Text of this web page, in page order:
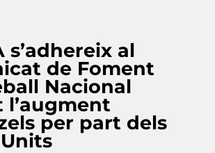
s’adhereix al
de Foment
Nacional
l’augment
per part dels